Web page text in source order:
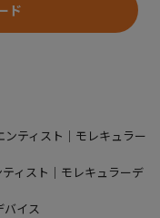
ド
ティスト｜モレキュラー
ィスト｜モレキュラーデ
バイス